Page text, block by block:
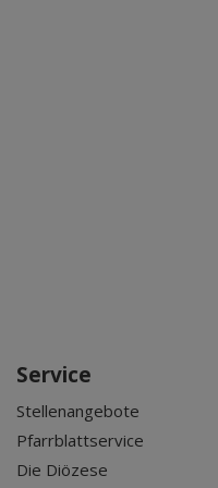
Service
Stellenangebote
Pfarrblattservice
Die Diözese